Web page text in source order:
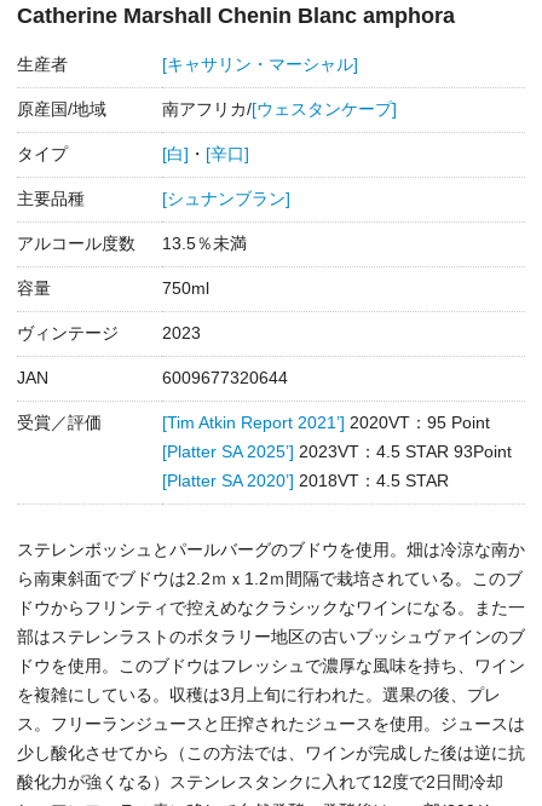
Catherine Marshall Chenin Blanc amphora
生産者 [キャサリン・マーシャル]
原産国/地域 南アフリカ/[ウェスタンケープ]
タイプ [白] ・ [辛口]
主要品種 [シュナンブラン]
アルコール度数 13.5％未満
容量 750ml
ヴィンテージ 2023
JAN 6009677320644
受賞／評価 [Tim Atkin Report 2021’] 2020VT：95 Point
[Platter SA 2025’] 2023VT：4.5 STAR 93Point
[Platter SA 2020’] 2018VT：4.5 STAR
ステレンボッシュとパールバーグのブドウを使用。畑は冷涼な南か
ら南東斜面でブドウは2.2ｍｘ1.2ｍ間隔で栽培されている。このブ
ドウからフリンティで控えめなクラシックなワインになる。また一
部はステレンラストのボタラリー地区の古いブッシュヴァインのブ
ドウを使用。このブドウはフレッシュで濃厚な風味を持ち、ワイン
を複雑にしている。収穫は3月上旬に行われた。選果の後、プレ
ス。フリーランジュースと圧搾されたジュースを使用。ジュースは
少し酸化させてから（この方法では、ワインが完成した後は逆に抗
酸化力が強くなる）ステンレスタンクに入れて12度で2日間冷却